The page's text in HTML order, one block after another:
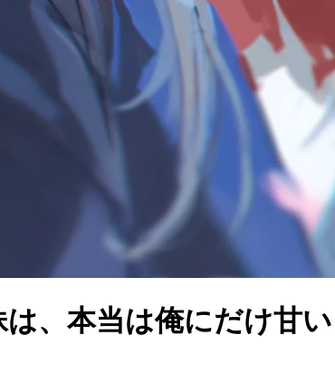
、本当は俺にだけ甘い